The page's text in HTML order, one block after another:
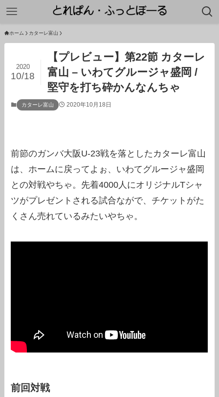
ホーム カターレ富山
【プレビュー】第22節 カターレ
富山 – いわてグルージャ盛岡 /
堅守を打ち砕かんなんちゃ
2020
10/18
カターレ富山 2020年10月18日
前節のガンバ大阪U-23戦を落としたカターレ富山
は、ホームに戻ってよぉ、いわてグルージャ盛岡
との対戦やちゃ。先着4000人にオリジナルTシャ
ツがプレゼントされる試合ながで、チケットがた
くさん売れているみたいやちゃ。
前回対戦